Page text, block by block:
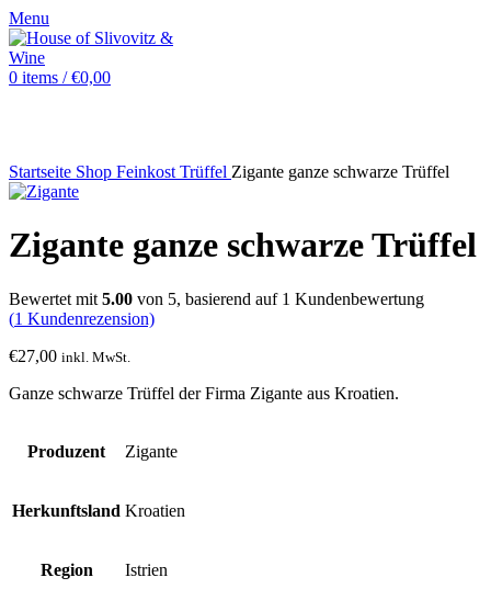
Menu
0 items / €0,00
Startseite Shop Feinkost Trüffel Zigante ganze schwarze Trüffel
Zigante ganze schwarze Trüffel
Bewertet mit 5.00 von 5, basierend auf 1 Kundenbewertung
(1 Kundenrezension)
€27,00 inkl. MwSt.
Ganze schwarze Trüffel der Firma Zigante aus Kroatien.
Produzent Zigante
Herkunftsland Kroatien
Region Istrien